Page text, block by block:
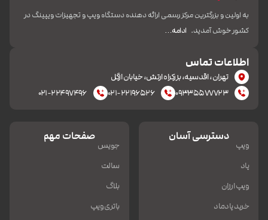
به اولین و بزرگترین مرکز رسمی ارائه دهنده دستگاه ویپ و تجهیزات ویپینگ در
کشور خوش آمدید. ادامه…
اطلاعات تماس
تهران، اقدسیه، بزرکراه ارتش، خیابان ازگل
۰۹۳۳۵۵۷۷۷۲۳
۰۲۱-۲۲۱۹۶۵۲۶ ۰۲۱-۲۲۴۹۷۴۹۶
دسترسی آسان
ویپ
پاد
ویپ ارزان
خرید پادماد
صفحات مهم
جویس
سالت
بلاگ
باتری ویپ